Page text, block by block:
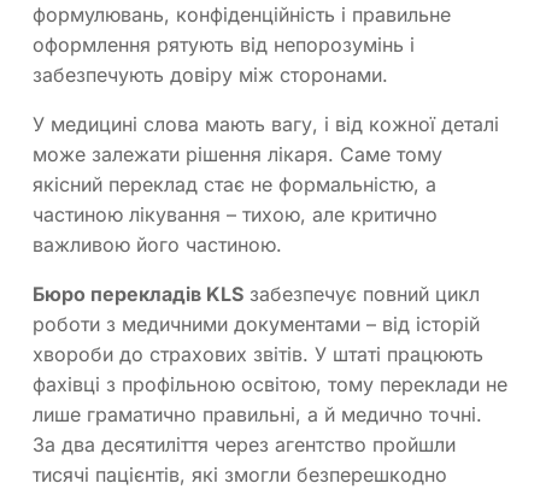
формулювань, конфіденційність і правильне
оформлення рятують від непорозумінь і
забезпечують довіру між сторонами.
У медицині слова мають вагу, і від кожної деталі
може залежати рішення лікаря. Саме тому
якісний переклад стає не формальністю, а
частиною лікування – тихою, але критично
важливою його частиною.
Бюро перекладів KLS забезпечує повний цикл
роботи з медичними документами – від історій
хвороби до страхових звітів. У штаті працюють
фахівці з профільною освітою, тому переклади не
лише граматично правильні, а й медично точні.
За два десятиліття через агентство пройшли
тисячі пацієнтів, які змогли безперешкодно